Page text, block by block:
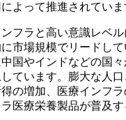
よって推進されていま
フラと高い意識レベ
市場規模でリードし
国やインドなどの国
ています。膨大な人
の増加、医療インフ
医療栄養製品が普及